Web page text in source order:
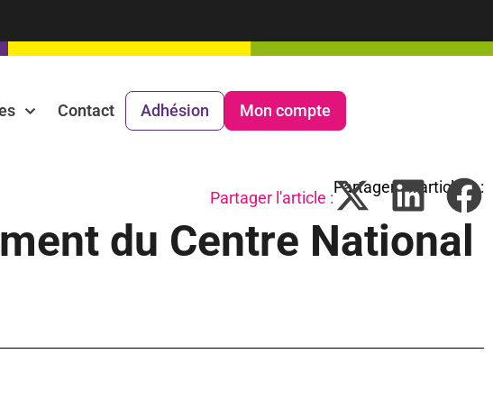
Contact Adhésion Mon compte
Partager l'article :
du Centre National